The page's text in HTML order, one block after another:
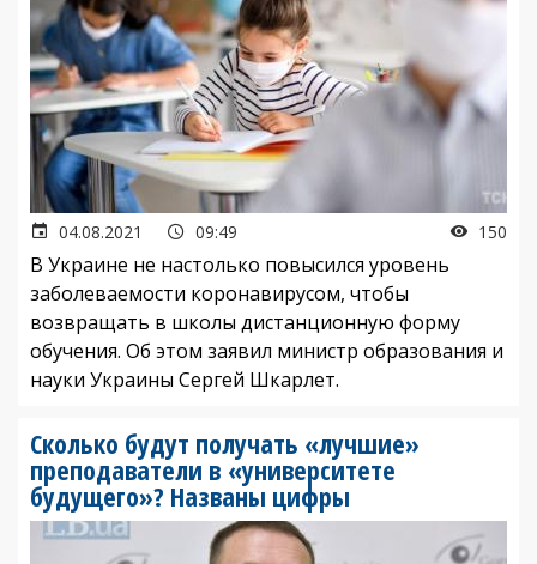
04.08.2021 09:49 150
В Украине не настолько повысился уровень
заболеваемости коронавирусом, чтобы
возвращать в школы дистанционную форму
обучения. Об этом заявил министр образования и
науки Украины Сергей Шкарлет.
Сколько будут получать «лучшие»
преподаватели в «университете
будущего»? Названы цифры